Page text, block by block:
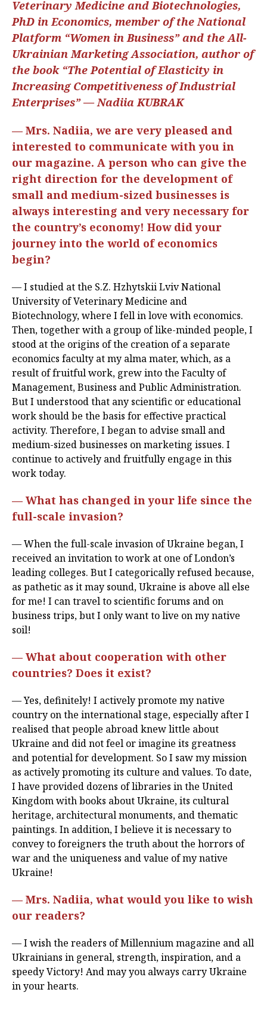
Veterinary Medicine and Biotechnologies,
PhD in Economics, member of the National
Platform “Women in Business” and the All-
Ukrainian Marketing Association, author of
the book “The Potential of Elasticity in
Increasing Competitiveness of Industrial
Enterprises” — Nadiia KUBRAK
— Mrs. Nadiia, we are very pleased and
interested to communicate with you in
our magazine. A person who can give the
right direction for the development of
small and medium-sized businesses is
always interesting and very necessary for
the country’s economy! How did your
journey into the world of economics
begin?
— I studied at the S.Z. Hzhytskii Lviv National
University of Veterinary Medicine and
Biotechnology, where I fell in love with economics.
Then, together with a group of like-minded people, I
stood at the origins of the creation of a separate
economics faculty at my alma mater, which, as a
result of fruitful work, grew into the Faculty of
Management, Business and Public Administration.
But I understood that any scientific or educational
work should be the basis for effective practical
activity. Therefore, I began to advise small and
medium-sized businesses on marketing issues. I
continue to actively and fruitfully engage in this
work today.
— What has changed in your life since the
full-scale invasion?
— When the full-scale invasion of Ukraine began, I
received an invitation to work at one of London’s
leading colleges. But I categorically refused because,
as pathetic as it may sound, Ukraine is above all else
for me! I can travel to scientific forums and on
business trips, but I only want to live on my native
soil!
— What about cooperation with other
countries? Does it exist?
— Yes, definitely! I actively promote my native
country on the international stage, especially after I
realised that people abroad knew little about
Ukraine and did not feel or imagine its greatness
and potential for development. So I saw my mission
as actively promoting its culture and values. To date,
I have provided dozens of libraries in the United
Kingdom with books about Ukraine, its cultural
heritage, architectural monuments, and thematic
paintings. In addition, I believe it is necessary to
convey to foreigners the truth about the horrors of
war and the uniqueness and value of my native
Ukraine!
— Mrs. Nadiia, what would you like to wish
our readers?
— I wish the readers of Millennium magazine and all
Ukrainians in general, strength, inspiration, and a
speedy Victory! And may you always carry Ukraine
in your hearts.